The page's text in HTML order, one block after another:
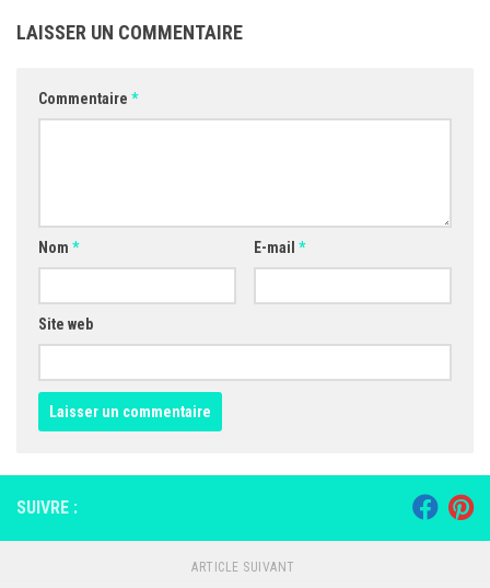
LAISSER UN COMMENTAIRE
Commentaire *
Nom * E-mail *
Site web
SUIVRE :
ARTICLE SUIVANT